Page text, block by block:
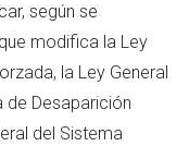
según se
modifica la Ley
la Ley General
de Desaparición
del Sistema